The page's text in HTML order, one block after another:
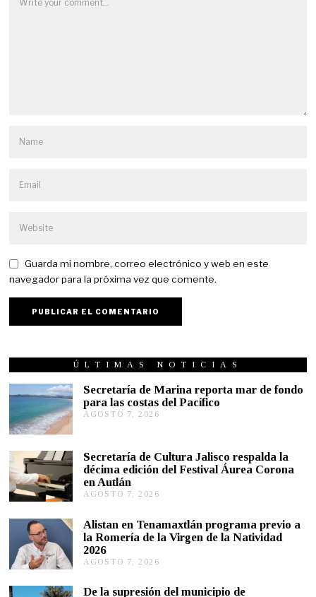
Guarda mi nombre, correo electrónico y web en este
navegador para la próxima vez que comente.
ÚLTIMAS NOTICIAS
Secretaría de Marina reporta mar de fondo
para las costas del Pacífico
AGOSTO 7, 2026
T
O
2
6
Secretaría de Cultura Jalisco respalda la
décima edición del Festival Áurea Corona
en Autlán
AGOSTO 7, 2026
S
T
Alistan en Tenamaxtlán programa previo a
la Romería de la Virgen de la Natividad
2026
AGOSTO 7, 2026
De la supresión del municipio de